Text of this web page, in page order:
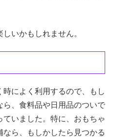
いかもしれません。
によく利用するので、もし
、食料品や日用品のついで
いました。特に、おもちゃ
ら、もしかしたら見つかる